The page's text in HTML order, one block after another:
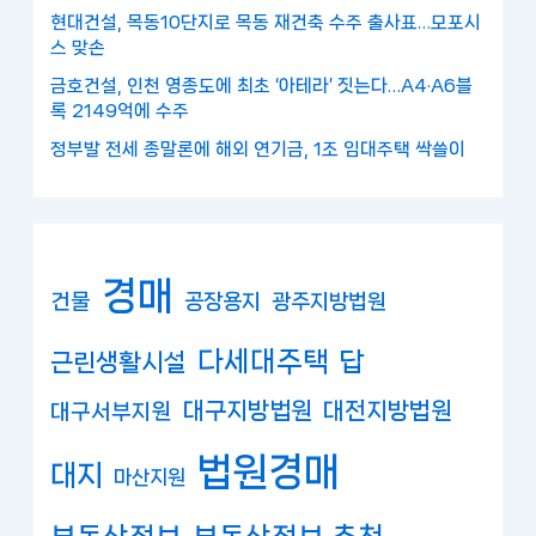
현대건설, 목동10단지로 목동 재건축 수주 출사표…모포시
스 맞손
금호건설, 인천 영종도에 최초 ‘아테라’ 짓는다…A4·A6블
록 2149억에 수주
정부발 전세 종말론에 해외 연기금, 1조 임대주택 싹쓸이
건물 경매 공장용지 광주지방법원
근린생활시설 다세대주택 답
대구서부지원 대구지방법원 대전지방법원
대지 마산지원 법원경매